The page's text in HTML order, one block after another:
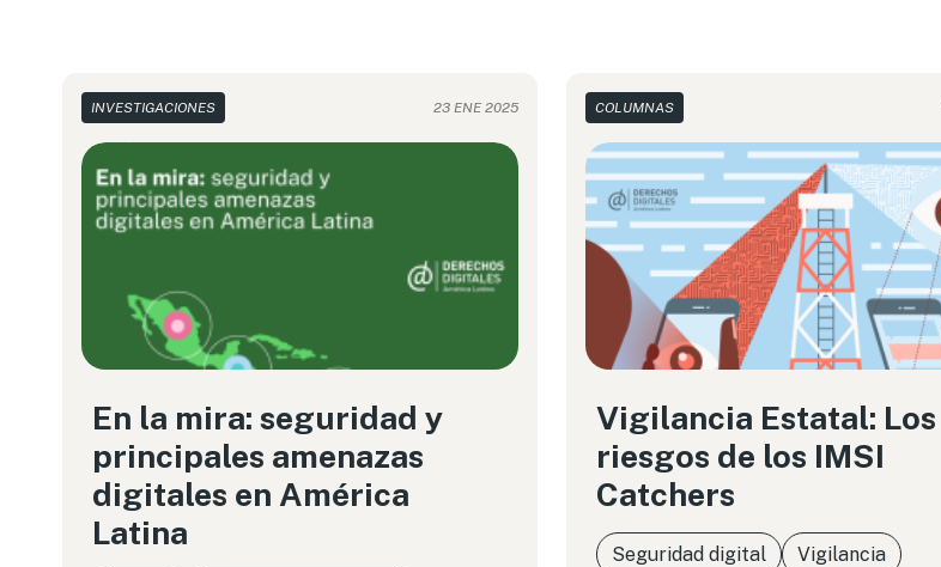
INVESTIGACIONES 23 ENE 2025
En la mira: seguridad y
principales amenazas
digitales en América
Latina
COLUMNAS
Vigilancia Estatal: Los
riesgos de los IMSI
Catchers
Seguridad digital Vigilancia